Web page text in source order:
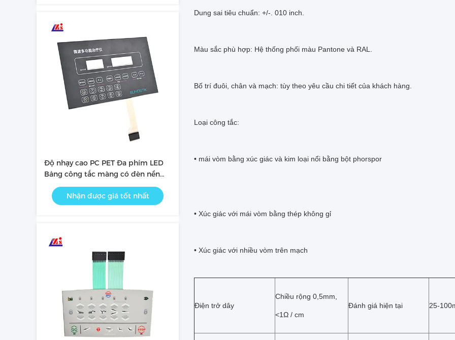
Độ nhạy cao PC PET Đa phím LED
Bảng công tắc màng có đèn nền
RoHS
Nhận được giá tốt nhất
Dung sai tiêu chuẩn: +/-. 010 inch.
Màu sắc phù hợp: Hệ thống phối màu Pantone và RAL.
Bố trí đuôi, chân và mạch: tùy theo yêu cầu chi tiết của khách hàng.
Loại công tắc:
• mái vòm bằng xúc giác và kim loại nổi bằng bột phorspor
• Xúc giác với mái vòm bằng thép không gỉ
• Xúc giác với nhiều vòm trên mạch
Điện trở dây
Chiều rộng 0,5mm,
<1Ω / cm
Đánh giá hiện tại 25-